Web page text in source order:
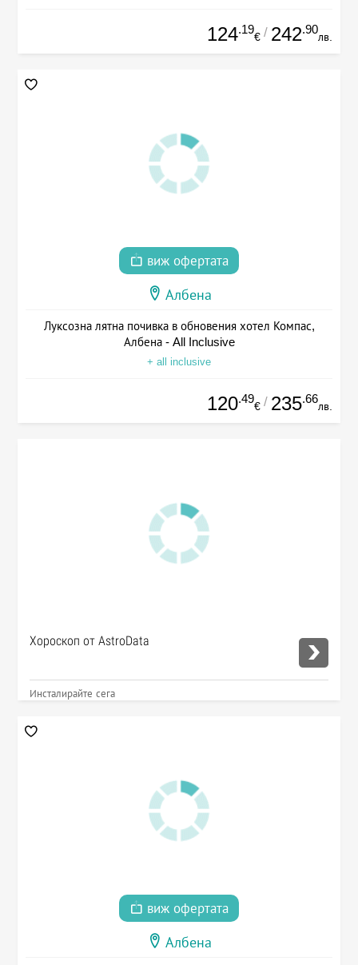
124.19
€ / 242.90
лв.
виж офертата
Албена
Луксозна лятна почивка в обновения хотел Компас,
Албена - All Inclusive
+ all inclusive
120.49
€ / 235.66
лв.
Хороскоп от AstroData
Инсталирайте сега
виж офертата
Албена